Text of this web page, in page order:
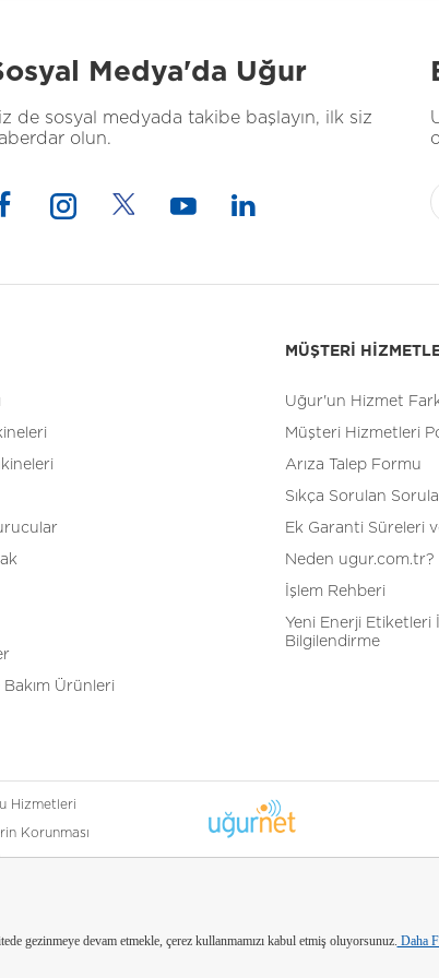
gezinmeye devam etmekle, çerez kullanmamızı kabul etmiş oluyorsunuz. Daha
Medya'da Uğur
de sosyal medyada takibe başlayın, ilk siz
olun.
Ürünleri
MÜŞTERİ
Uğur'un Hizmet
Müşteri Hizmetleri
Arıza Talep Formu
Sıkça Sorulan
Ek Garanti Süreleri
Neden ugur.com.tr?
İşlem Rehberi
Yeni Enerji Etiketleri
Bilgilendirme
Hizmetleri
Korunması